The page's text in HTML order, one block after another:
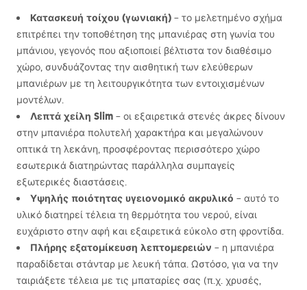
Κατασκευή τοίχου (γωνιακή) – το μελετημένο σχήμα
επιτρέπει την τοποθέτηση της μπανιέρας στη γωνία του
μπάνιου, γεγονός που αξιοποιεί βέλτιστα τον διαθέσιμο
χώρο, συνδυάζοντας την αισθητική των ελεύθερων
μπανιέρων με τη λειτουργικότητα των εντοιχισμένων
μοντέλων.
Λεπτά χείλη Slim – οι εξαιρετικά στενές άκρες δίνουν
στην μπανιέρα πολυτελή χαρακτήρα και μεγαλώνουν
οπτικά τη λεκάνη, προσφέροντας περισσότερο χώρο
εσωτερικά διατηρώντας παράλληλα συμπαγείς
εξωτερικές διαστάσεις.
Υψηλής ποιότητας υγειονομικό ακρυλικό – αυτό το
υλικό διατηρεί τέλεια τη θερμότητα του νερού, είναι
ευχάριστο στην αφή και εξαιρετικά εύκολο στη φροντίδα.
Πλήρης εξατομίκευση λεπτομερειών – η μπανιέρα
παραδίδεται στάνταρ με λευκή τάπα. Ωστόσο, για να την
ταιριάξετε τέλεια με τις μπαταρίες σας (π.χ. χρυσές,